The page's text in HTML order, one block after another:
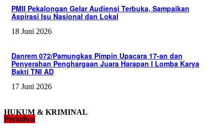
PMII Pekalongan Gelar Audiensi Terbuka, Sampaikan
Aspirasi Isu Nasional dan Lokal
18 Juni 2026
Danrem 072/Pamungkas Pimpin Upacara 17-an dan
Penyerahan Penghargaan Juara Harapan I Lomba Karya
Bakti TNI AD
17 Juni 2026
HUKUM & KRIMINAL
Peristiwa